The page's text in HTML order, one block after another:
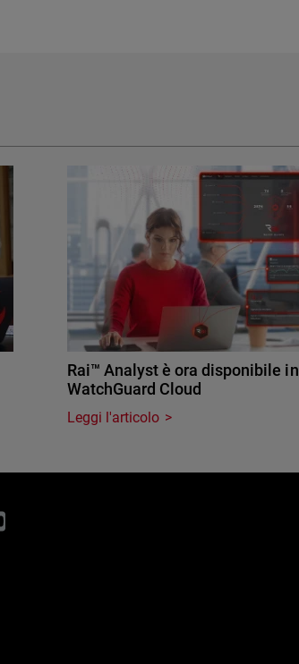
Rai™ Analyst è ora disponibile in
WatchGuard Cloud
Leggi l'articolo
YouTube